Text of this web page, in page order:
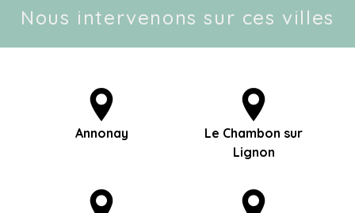
Nous intervenons sur ces villes
Annonay
Le Chambon sur
Lignon